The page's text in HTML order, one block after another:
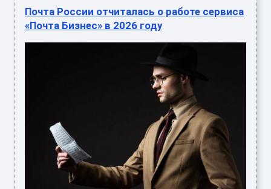
Почта России отчиталась о работе сервиса
«Почта Бизнес» в 2026 году